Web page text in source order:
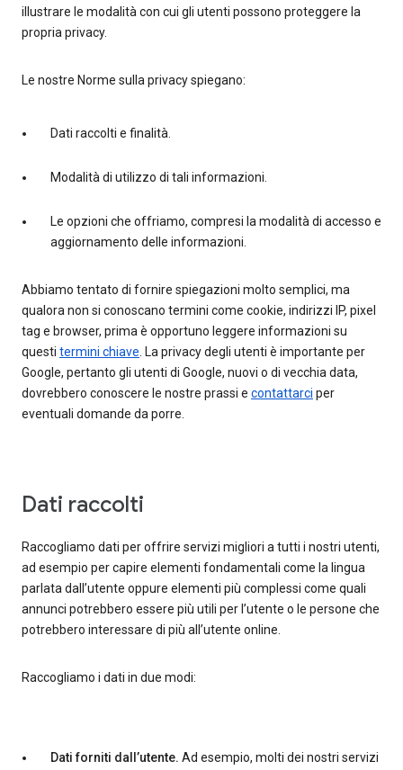
illustrare le modalità con cui gli utenti possono proteggere la
propria privacy.
Le nostre Norme sulla privacy spiegano:
Dati raccolti e finalità.
Modalità di utilizzo di tali informazioni.
Le opzioni che offriamo, compresi la modalità di accesso e
aggiornamento delle informazioni.
Abbiamo tentato di fornire spiegazioni molto semplici, ma
qualora non si conoscano termini come cookie, indirizzi IP, pixel
tag e browser, prima è opportuno leggere informazioni su
questi termini chiave. La privacy degli utenti è importante per
Google, pertanto gli utenti di Google, nuovi o di vecchia data,
dovrebbero conoscere le nostre prassi e contattarci per
eventuali domande da porre.
Dati raccolti
Raccogliamo dati per offrire servizi migliori a tutti i nostri utenti,
ad esempio per capire elementi fondamentali come la lingua
parlata dall’utente oppure elementi più complessi come quali
annunci potrebbero essere più utili per l’utente o le persone che
potrebbero interessare di più all’utente online.
Raccogliamo i dati in due modi:
Dati forniti dall’utente. Ad esempio, molti dei nostri servizi